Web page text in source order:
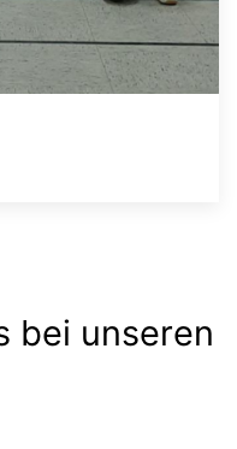
bei unseren